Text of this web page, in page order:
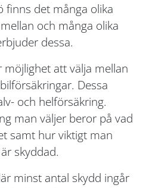
finns det många olika
och många olika
dessa.
att välja mellan
Dessa
och helförsäkring.
man väljer beror på vad
samt hur viktigt man
skyddad.
minst antal skydd ingår